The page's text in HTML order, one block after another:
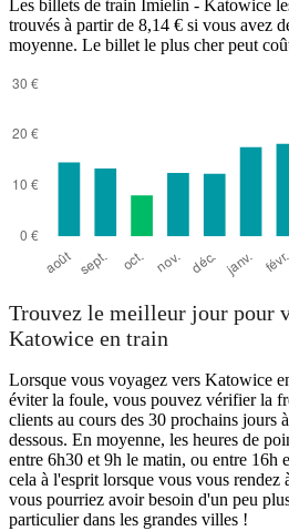
Les billets de train Imielin - Katowice
trouvés à partir de 8,14 € si vous avez
moyenne. Le billet le plus cher peut
Trouvez le meilleur jour pour
Katowice en train
Lorsque vous voyagez vers Katowice
éviter la foule, vous pouvez vérifier la
clients au cours des 30 prochains jours
dessous. En moyenne, les heures de
entre 6h30 et 9h le matin, ou entre 16h
cela à l'esprit lorsque vous vous rendez
vous pourriez avoir besoin d'un peu
particulier dans les grandes villes !